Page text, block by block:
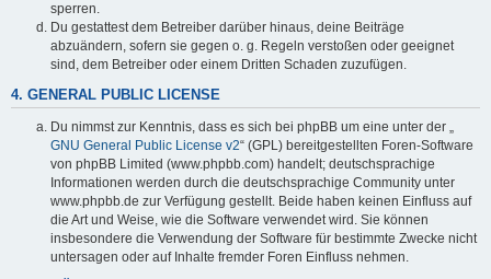
sperren.
Du gestattest dem Betreiber darüber hinaus, deine Beiträge
abzuändern, sofern sie gegen o. g. Regeln verstoßen oder geeignet
sind, dem Betreiber oder einem Dritten Schaden zuzufügen.
4. GENERAL PUBLIC LICENSE
Du nimmst zur Kenntnis, dass es sich bei phpBB um eine unter der „
GNU General Public License v2“ (GPL) bereitgestellten Foren-Software
von phpBB Limited (www.phpbb.com) handelt; deutschsprachige
Informationen werden durch die deutschsprachige Community unter
www.phpbb.de zur Verfügung gestellt. Beide haben keinen Einfluss auf
die Art und Weise, wie die Software verwendet wird. Sie können
insbesondere die Verwendung der Software für bestimmte Zwecke nicht
untersagen oder auf Inhalte fremder Foren Einfluss nehmen.